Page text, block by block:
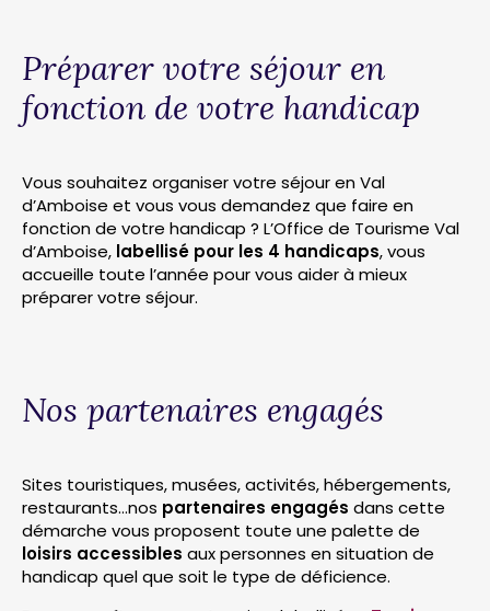
Préparer votre séjour en
fonction de votre handicap
Vous souhaitez organiser votre séjour en Val
d’Amboise et vous vous demandez que faire en
fonction de votre handicap ? L’Office de Tourisme Val
d’Amboise, labellisé pour les 4 handicaps, vous
accueille toute l’année pour vous aider à mieux
préparer votre séjour.
Nos partenaires engagés
Sites touristiques, musées, activités, hébergements,
restaurants…nos partenaires engagés dans cette
démarche vous proposent toute une palette de
loisirs accessibles aux personnes en situation de
handicap quel que soit le type de déficience.